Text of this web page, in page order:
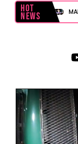
Hot
News